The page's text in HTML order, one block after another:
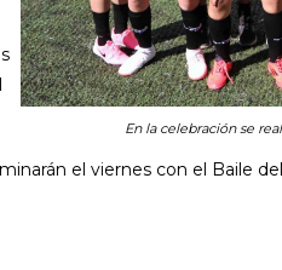
En la celebración se
el viernes con el Baile